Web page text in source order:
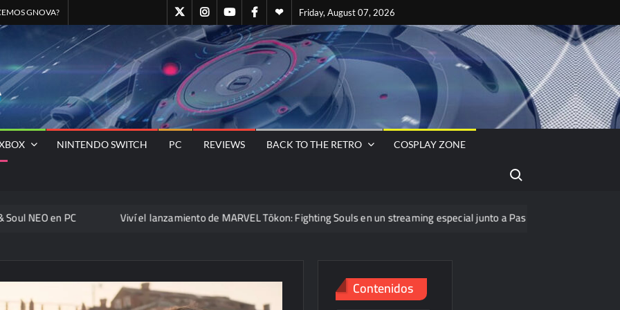
Friday, August 07, 2026
GNOVA? GN@Twitter
GN@Instagram
GNOVA
Canal
de
YOUTUBE
GN@Facebook
Quienes
somos
Staff
GNOVA
GNOVA
– El
Universo
Nos Une
GNOVA
Magazine
Sitio
NINTENDO SWITCH PC REVIEWS BACK TO THE RETRO COSPLAY ZONE
Search for:
Viví el lanzamiento de MARVEL Tōkon: Fighting Souls en un streaming especial junto a PassThor
Contenidos